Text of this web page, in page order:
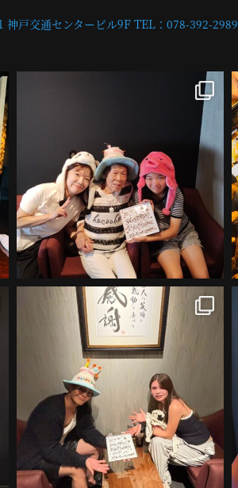
神戸交通センタービル9F TEL：078-392-2989